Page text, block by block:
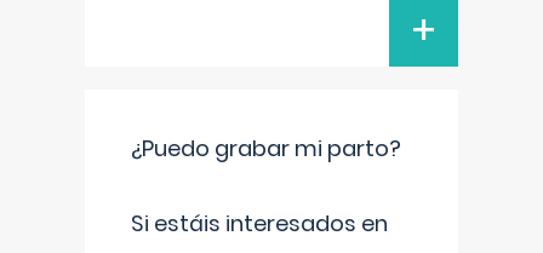
+
¿Puedo grabar mi parto?
Si estáis interesados en